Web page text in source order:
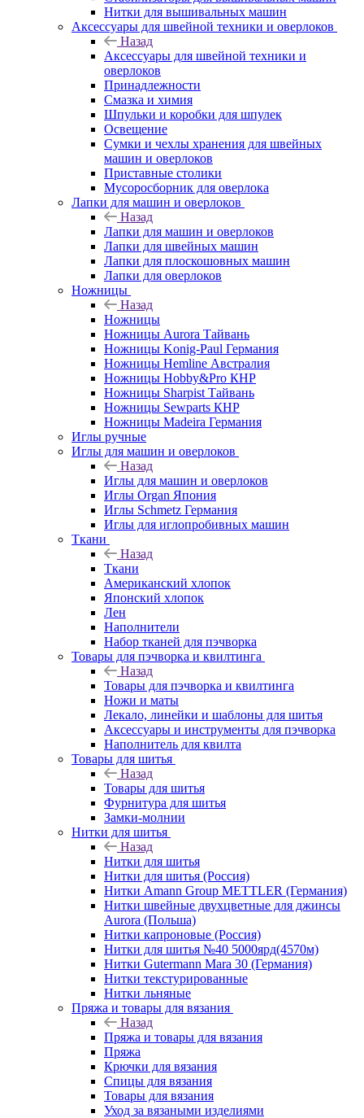
Нитки для вышивальных машин
Аксессуары для швейной техники и оверлоков
Назад
Аксессуары для швейной техники и
оверлоков
Принадлежности
Смазка и химия
Шпульки и коробки для шпулек
Освещение
Сумки и чехлы хранения для швейных
машин и оверлоков
Приставные столики
Мусоросборник для оверлока
Лапки для машин и оверлоков
Назад
Лапки для машин и оверлоков
Лапки для швейных машин
Лапки для плоскошовных машин
Лапки для оверлоков
Ножницы
Назад
Ножницы
Ножницы Aurora Тайвань
Ножницы Konig-Paul Германия
Ножницы Hemline Австралия
Ножницы Hobby&Pro КНР
Ножницы Sharpist Тайвань
Ножницы Sewparts КНР
Ножницы Madeira Германия
Иглы ручные
Иглы для машин и оверлоков
Назад
Иглы для машин и оверлоков
Иглы Organ Япония
Иглы Schmetz Германия
Иглы для иглопробивных машин
Ткани
Назад
Ткани
Американский хлопок
Японский хлопок
Лен
Наполнители
Набор тканей для пэчворка
Товары для пэчворка и квилтинга
Назад
Товары для пэчворка и квилтинга
Ножи и маты
Лекало, линейки и шаблоны для шитья
Аксессуары и инструменты для пэчворка
Наполнитель для квилта
Товары для шитья
Назад
Товары для шитья
Фурнитура для шитья
Замки-молнии
Нитки для шитья
Назад
Нитки для шитья
Нитки для шитья (Россия)
Нитки Amann Group METTLER (Германия)
Нитки швейные двухцветные для джинсы
Aurora (Польша)
Нитки капроновые (Россия)
Нитки для шитья №40 5000ярд(4570м)
Нитки Gutermann Mara 30 (Германия)
Нитки текстурированные
Нитки льняные
Пряжа и товары для вязания
Назад
Пряжа и товары для вязания
Пряжа
Крючки для вязания
Спицы для вязания
Товары для вязания
Уход за вязаными изделиями